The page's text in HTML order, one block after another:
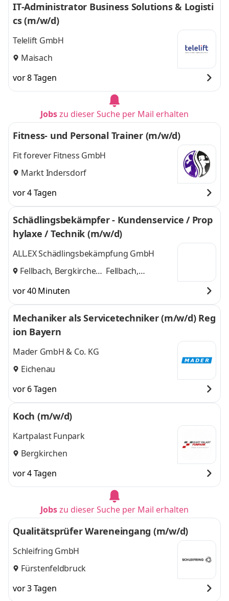
IT‑Administrator Business Solutions & Logisti
cs (m/w/d)
Telelift GmbH
Maisach
vor 8 Tagen
Jobszu dieser Suche per Mail erhalten
Fitness- und Personal Trainer (m/w/d)
Fit forever Fitness GmbH
Markt Indersdorf
vor 4 Tagen
Schädlingsbekämpfer - Kundenservice / Prop
hylaxe / Technik (m/w/d)
ALL.EX Schädlingsbekämpfung GmbH
Fellbach, Bergkirchen Fellbach,
vor 40 Minuten
Mechaniker als Servicetechniker (m/w/d) Reg
ion Bayern
Mader GmbH & Co. KG
Eichenau
vor 6 Tagen
Koch (m/w/d)
Kartpalast Funpark
Bergkirchen
vor 4 Tagen
Jobszu dieser Suche per Mail erhalten
Qualitätsprüfer Wareneingang (m/w/d)
Schleifring GmbH
Fürstenfeldbruck
vor 3 Tagen